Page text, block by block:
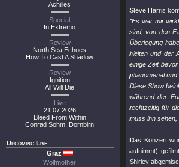
Achilles
Special
In Extremo
Review
North Sea Echoes
How To Cast A Shadow
Review
Ignition
All Will Die
Live
21.07.2026
Bleed From Within
Conrad Sohm, Dornbirn
Upcoming Live
Graz
Wolfmother
Steve Harris
"Es war mir
sind, von den
Überlegung
hielten und der
einige Zeit
phänomenal
Diese Show
während der
rechtzeitig für
muss ihn
Das Konzert
aufnimmt)
Shirley